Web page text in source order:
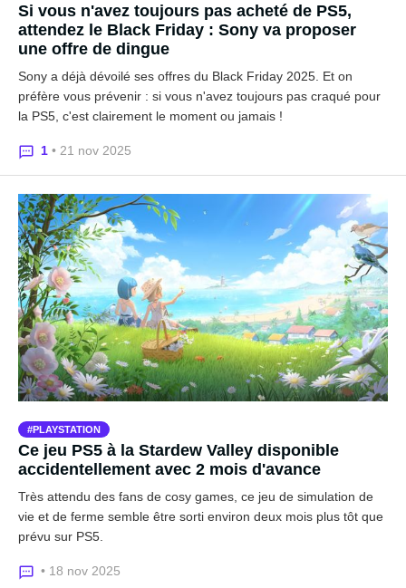
Si vous n'avez toujours pas acheté de PS5,
attendez le Black Friday : Sony va proposer
une offre de dingue
Sony a déjà dévoilé ses offres du Black Friday 2025. Et on
préfère vous prévenir : si vous n'avez toujours pas craqué pour
la PS5, c'est clairement le moment ou jamais !
1 • 21 nov 2025
PLAYSTATION
Ce jeu PS5 à la Stardew Valley disponible
accidentellement avec 2 mois d'avance
Très attendu des fans de cosy games, ce jeu de simulation de
vie et de ferme semble être sorti environ deux mois plus tôt que
prévu sur PS5.
• 18 nov 2025